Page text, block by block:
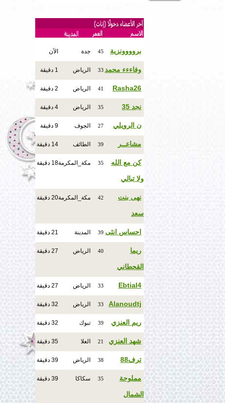
بروووونزية 45 جدة الآن
وفاءءء محمد 33 الرياض 1 دقيقة
Rasha26
41 الرياض 2 دقيقة
نجد 35 35 الرياض 4 دقيقة
ن الرويلي 27 الجوف 9 دقيقة
مشاعــر 39 الطائف 14 دقيقة
كن مع الله
ولا تبالي
35 مكة_المكرمة18 دقيقة
نهى بنت
سعد
42 مكة_المكرمة20 دقيقة
احساس انثى 39 المدينة 21 دقيقة
ريما
القحطاني
40 الرياض 27 دقيقة
Ebtial4
33 الرياض 27 دقيقة
Alanoudtj
33 الرياض 32 دقيقة
ريم العنزي 39 تبوك 32 دقيقة
شهد العنزي 21 العلا 35 دقيقة
ترف88 38 الرياض 39 دقيقة
مملوحة
الشمال
35 سكاكا 39 دقيقة